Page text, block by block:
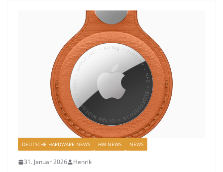
DEUTSCHE HARDWARE NEWS HW-NEWS NEWS
31. Januar 2026 Henrik